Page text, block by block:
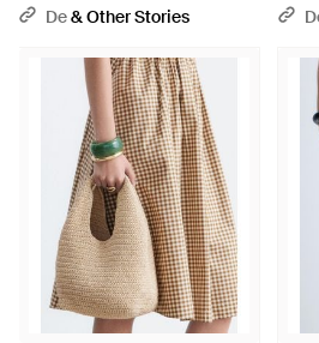
De& Other Stories